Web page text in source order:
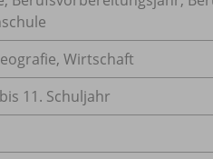
, Wirtschaft
11. Schuljahr